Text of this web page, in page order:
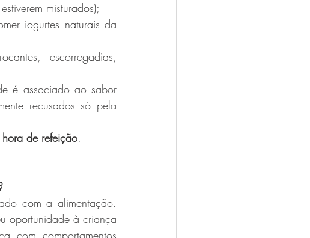
misturados);
iogurtes naturais da
escorregadias,
é associado ao sabor
recusados só pela
de refeição.
com a alimentação.
oportunidade à criança